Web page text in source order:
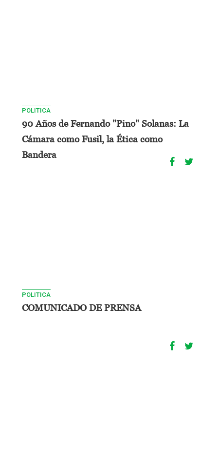
POLITICA
90 Años de Fernando "Pino" Solanas: La
Cámara como Fusil, la Ética como
Bandera
POLITICA
COMUNICADO DE PRENSA